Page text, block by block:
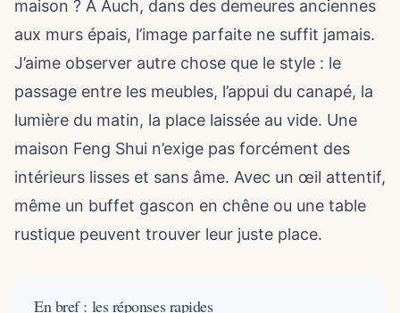
maison ? À Auch, dans des demeures anciennes
aux murs épais, l’image parfaite ne suffit jamais.
J’aime observer autre chose que le style : le
passage entre les meubles, l’appui du canapé, la
lumière du matin, la place laissée au vide. Une
maison Feng Shui n’exige pas forcément des
intérieurs lisses et sans âme. Avec un œil attentif,
même un buffet gascon en chêne ou une table
rustique peuvent trouver leur juste place.
En bref : les réponses rapides